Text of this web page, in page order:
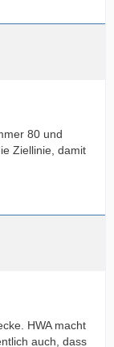
80 und
Ziellinie, damit
HWA macht
auch, dass